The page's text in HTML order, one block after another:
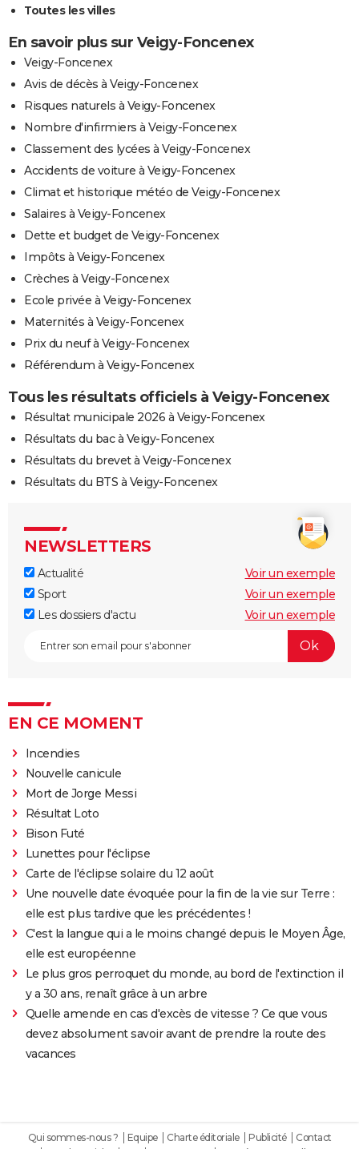
Toutes les villes
En savoir plus sur Veigy-Foncenex
Veigy-Foncenex
Avis de décès à Veigy-Foncenex
Risques naturels à Veigy-Foncenex
Nombre d'infirmiers à Veigy-Foncenex
Classement des lycées à Veigy-Foncenex
Accidents de voiture à Veigy-Foncenex
Climat et historique météo de Veigy-Foncenex
Salaires à Veigy-Foncenex
Dette et budget de Veigy-Foncenex
Impôts à Veigy-Foncenex
Crèches à Veigy-Foncenex
Ecole privée à Veigy-Foncenex
Maternités à Veigy-Foncenex
Prix du neuf à Veigy-Foncenex
Référendum à Veigy-Foncenex
Tous les résultats officiels à Veigy-Foncenex
Résultat municipale 2026 à Veigy-Foncenex
Résultats du bac à Veigy-Foncenex
Résultats du brevet à Veigy-Foncenex
Résultats du BTS à Veigy-Foncenex
NEWSLETTERS
Actualité
Voir un exemple
Sport
Voir un exemple
Les dossiers d'actu
Voir un exemple
EN CE MOMENT
Incendies
Nouvelle canicule
Mort de Jorge Messi
Résultat Loto
Bison Futé
Lunettes pour l'éclipse
Carte de l'éclipse solaire du 12 août
Une nouvelle date évoquée pour la fin de la vie sur Terre :
elle est plus tardive que les précédentes !
C'est la langue qui a le moins changé depuis le Moyen Âge,
elle est européenne
Le plus gros perroquet du monde, au bord de l'extinction il
y a 30 ans, renaît grâce à un arbre
Quelle amende en cas d'excès de vitesse ? Ce que vous
devez absolument savoir avant de prendre la route des
vacances
Qui sommes-nous ? Equipe Charte éditoriale Publicité
Contact